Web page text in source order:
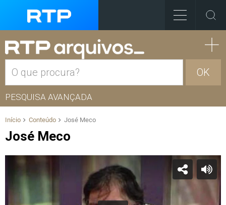
OK
PESQUISA AVANÇADA
Início Conteúdo José Meco
José Meco